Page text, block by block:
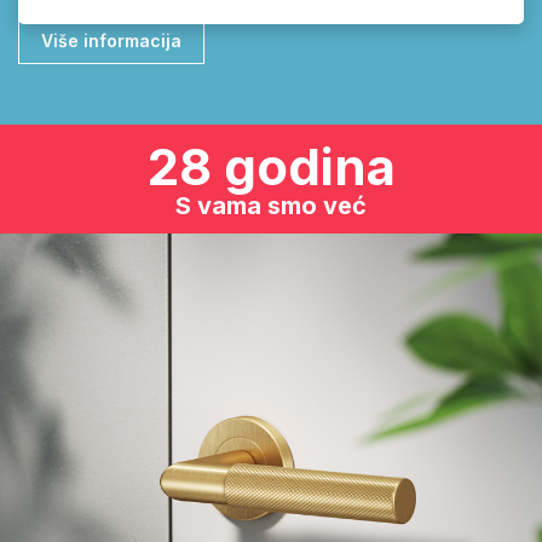
Više informacija
28 godina
S vama smo već